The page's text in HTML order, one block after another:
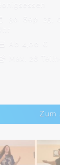
30. Sep. 25,
Ab 4,00 €
Max. 28
Zum